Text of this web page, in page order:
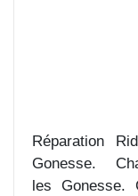
Réparation
Gonesse.
les Gonesse.